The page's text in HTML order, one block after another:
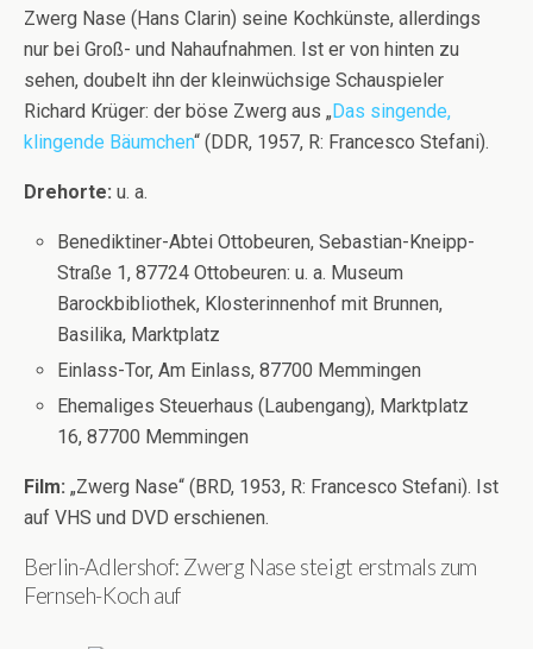
Zwerg Nase (Hans Clarin) seine Kochkünste, allerdings
nur bei Groß- und Nahaufnahmen. Ist er von hinten zu
sehen, doubelt ihn der kleinwüchsige Schauspieler
Richard Krüger: der böse Zwerg aus „Das singende,
klingende Bäumchen“ (DDR, 1957, R: Francesco Stefani).
Drehorte: u. a.
Benediktiner-Abtei Ottobeuren, Sebastian-Kneipp-
Straße 1, 87724 Ottobeuren: u. a. Museum
Barockbibliothek, Klosterinnenhof mit Brunnen,
Basilika, Marktplatz
Einlass-Tor, Am Einlass, 87700 Memmingen
Ehemaliges Steuerhaus (Laubengang), Marktplatz
16, 87700 Memmingen
Film: „Zwerg Nase“ (BRD, 1953, R: Francesco Stefani). Ist
auf VHS und DVD erschienen.
Berlin-Adlershof: Zwerg Nase steigt erstmals zum
Fernseh-Koch auf